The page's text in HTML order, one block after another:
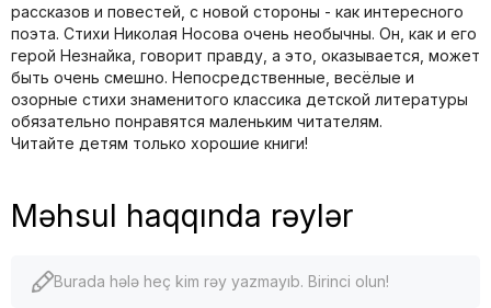
рассказов и повестей, с новой стороны - как интересного
поэта. Стихи Николая Носова очень необычны. Он, как и его
герой Незнайка, говорит правду, а это, оказывается, может
быть очень смешно. Непосредственные, весёлые и
озорные стихи знаменитого классика детской литературы
обязательно понравятся маленьким читателям.
Читайте детям только хорошие книги!
Məhsul haqqında rəylər
Burada hələ heç kim rəy yazmayıb. Birinci olun!